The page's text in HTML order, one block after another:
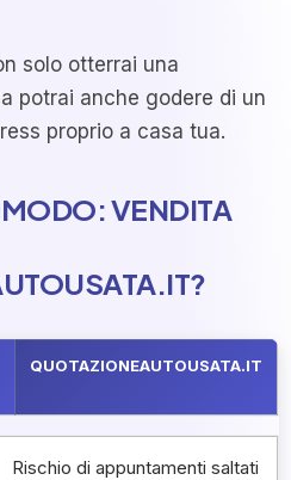
solo otterrai una
potrai anche godere di un
proprio a casa tua.
VENDITA
QUOTAZIONEAUTOUSATA.IT
Rischio di appuntamenti saltati